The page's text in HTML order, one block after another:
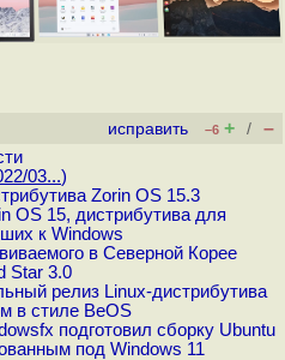
исправить –6 + / –
03...)
Zorin OS 15.3
OS 15, дистрибутива для
к Windows
в Северной Корее
Star 3.0
релиз Linux-дистрибутива
в стиле BeOS
подготовил сборку Ubuntu
под Windows 11